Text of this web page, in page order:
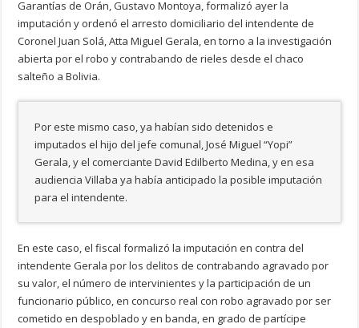
Garantías de Orán, Gustavo Montoya, formalizó ayer la
imputación y ordenó el arresto domiciliario del intendente de
Coronel Juan Solá, Atta Miguel Gerala, en torno a la investigación
abierta por el robo y contrabando de rieles desde el chaco
salteño a Bolivia.
Por este mismo caso, ya habían sido detenidos e
imputados el hijo del jefe comunal, José Miguel “Yopi”
Gerala, y el comerciante David Edilberto Medina, y en esa
audiencia Villaba ya había anticipado la posible imputación
para el intendente.
En este caso, el fiscal formalizó la imputación en contra del
intendente Gerala por los delitos de contrabando agravado por
su valor, el número de intervinientes y la participación de un
funcionario público, en concurso real con robo agravado por ser
cometido en despoblado y en banda, en grado de partícipe